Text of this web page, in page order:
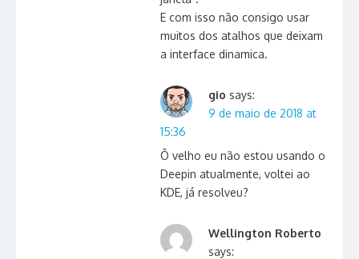
E com isso não consigo usar
muitos dos atalhos que deixam
a interface dinamica.
gio says:
9 de maio de 2018 at
15:36
Ô velho eu não estou usando o
Deepin atualmente, voltei ao
KDE, já resolveu?
Wellington Roberto
says: